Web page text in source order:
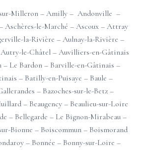
Milleron –Amilly –Andonville –
Aschères-le-Marché –Ascoux –Attray
la-Rivière –Aulnay-la-Rivière –
Autry-le-Châtel– Auvilliers-en-Gâtinais
– Le Bardon – Barville-en-Gâtinais –
– Batilly-en-Puisaye – Baule –
– Bazoches-sur-le-Betz –
– Beaugency– Beaulieu-sur-Loire
– Bellegarde – Le Bignon-Mirabeau –
Bionne – Boiscommun– Boismorand
– Bonnée – Bonny-sur-Loire –